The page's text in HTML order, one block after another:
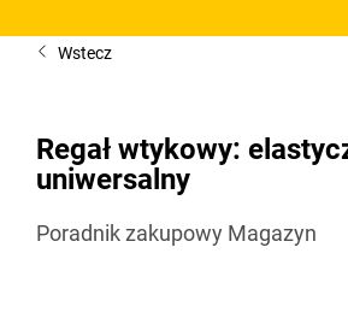
Wstecz
Regał wtykowy:
uniwersalny
Poradnik zakupowy Magazyn